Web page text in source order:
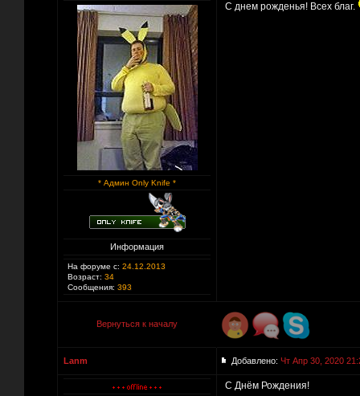
* Админ Only Knife *
Информация
На форуме с: 24.12.2013
Возраст: 34
Сообщения: 393
С днем рожденья! Всех благ.
Вернуться к началу
Lanm Добавлено: Чт Апр 30, 2020
С Днём Рождения!